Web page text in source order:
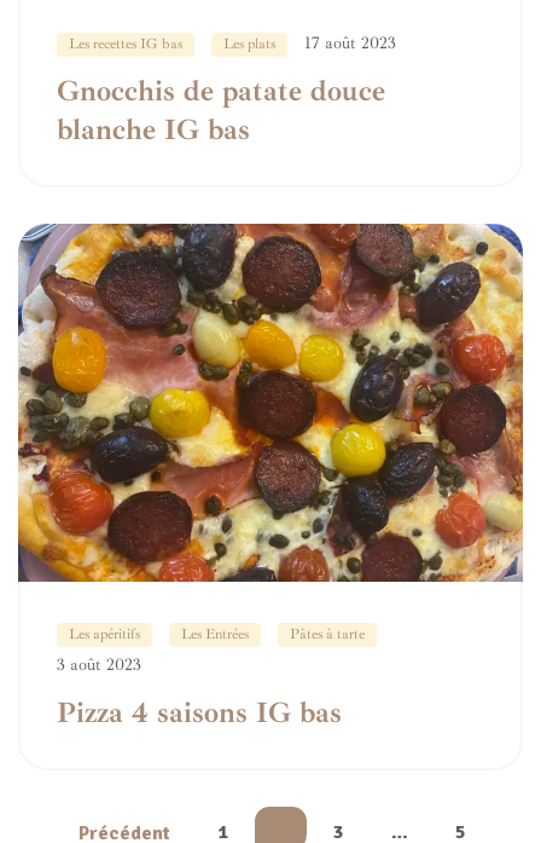
Les recettes IG bas Les plats 17 août 2023
Gnocchis de patate douce
blanche IG bas
Les apéritifs Les Entrées Pâtes à tarte
3 août 2023
Pizza 4 saisons IG bas
Précédent 1 3 … 5